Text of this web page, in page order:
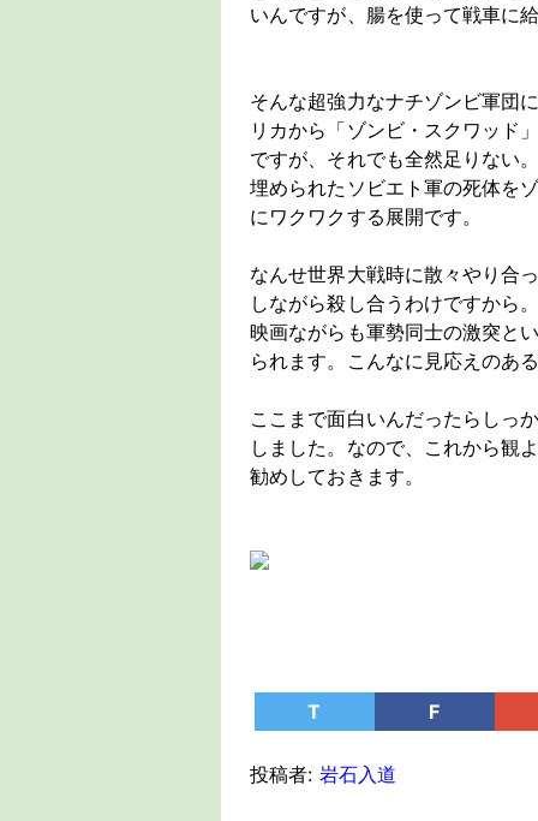
いんですが、腸を使って戦車に
そんな超強力なナチゾンビ軍団
リカから「ゾンビ・スクワッド
ですが、それでも全然足りない
埋められたソビエト軍の死体を
にワクワクする展開です。
なんせ世界大戦時に散々やり合
しながら殺し合うわけですから
映画ながらも軍勢同士の激突と
られます。こんなに見応えのあ
ここまで面白いんだったらしっ
しました。なので、これから観
勧めしておきます。
T F
投稿者: 岩石入道